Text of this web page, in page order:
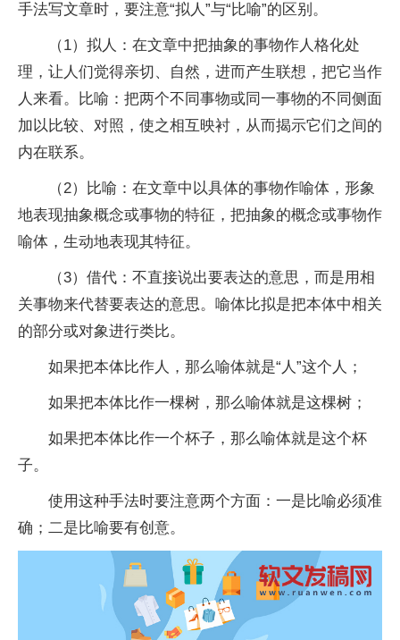
手法写文章时，要注意“拟人”与“比喻”的区别。
（1）拟人：在文章中把抽象的事物作人格化处
理，让人们觉得亲切、自然，进而产生联想，把它当作
人来看。比喻：把两个不同事物或同一事物的不同侧面
加以比较、对照，使之相互映衬，从而揭示它们之间的
内在联系。
（2）比喻：在文章中以具体的事物作喻体，形象
地表现抽象概念或事物的特征，把抽象的概念或事物作
喻体，生动地表现其特征。
（3）借代：不直接说出要表达的意思，而是用相
关事物来代替要表达的意思。喻体比拟是把本体中相关
的部分或对象进行类比。
如果把本体比作人，那么喻体就是“人”这个人；
如果把本体比作一棵树，那么喻体就是这棵树；
如果把本体比作一个杯子，那么喻体就是这个杯
子。
使用这种手法时要注意两个方面：一是比喻必须准
确；二是比喻要有创意。